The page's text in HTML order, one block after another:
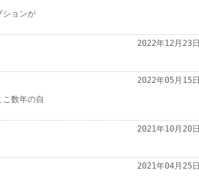
ョンが
2022年12月23日
数年の自
2022年05月15日
2021年10月20日
2021年04月25日